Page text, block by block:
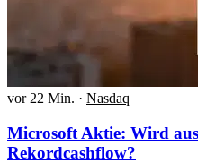
vor 22 Min. · Nasdaq
Microsoft Aktie: Wird
Rekordcashflow?